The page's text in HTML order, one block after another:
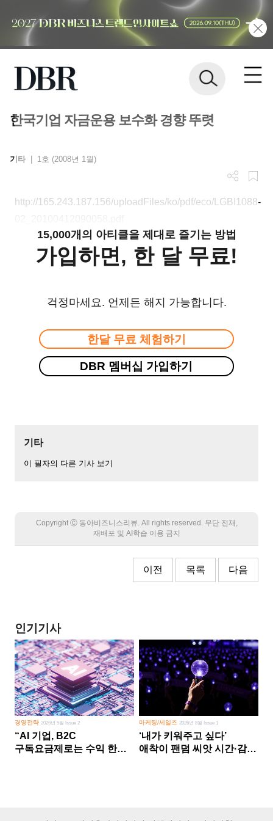
한국기업 자금운용 보수화 경향 뚜렷
기타 1호 (2008년 1월)
http://165.243.187.156/uploadFiles/ko/pdf/eco/LGBI1088-
15,000개의 아티클을 제대로 즐기는 방법
가입하면, 한 달 무료!
걱정마세요. 언제든 해지 가능합니다.
한달 무료 체험하기
DBR 멤버십 가입하기
기타
이 필자의 다른 기사 보기
Copyright Ⓒ 동아비즈니스리뷰. All rights reserved. 무단 전재,
재배포 및 AI학습 이용 금지
이전 목록 다음
인기기사
경영전략 2026년 5월 Issue 2
“AI 기업, B2C
구독요금제로는 수익 한계
마케팅/세일즈 2026년 8월 Issue 1
‘내가 키워주고 싶다’
애착이 팬덤 씨앗 시간·감정